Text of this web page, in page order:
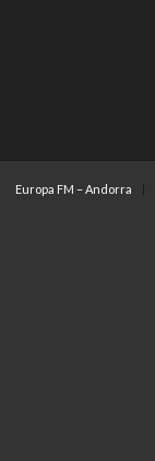
Europa FM – Andorra